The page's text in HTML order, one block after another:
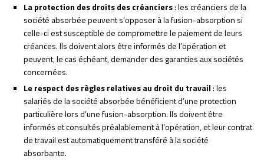
La protection des droits des créanciers: les créanciers de la
société absorbée peuvent s’opposer à la fusion-absorption si
celle-ci est susceptible de compromettre le paiement de leurs
créances. Ils doivent alors être informés de l’opération et
peuvent, le cas échéant, demander des garanties aux sociétés
concernées.
Le respect des règles relatives au droit du travail: les
salariés de la société absorbée bénéficient d’une protection
particulière lors d’une fusion-absorption. Ils doivent être
informés et consultés préalablement à l’opération, et leur contrat
de travail est automatiquement transféré à la société
absorbante.